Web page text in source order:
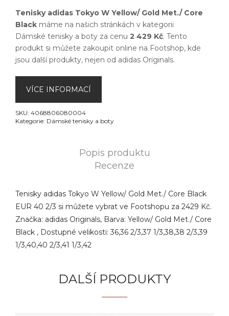
Tenisky adidas Tokyo W Yellow/ Gold Met./ Core
Black máme na našich stránkách v kategorii
Dámské tenisky a boty za cenu 2 429 Kč. Tento
produkt si můžete zakoupit online na Footshop, kde
jsou další produkty, nejen od adidas Originals.
VÍCE INFORMACÍ
SKU: 4068806080004
Kategorie: Dámské tenisky a boty
Popis produktu
Recenze
Tenisky adidas Tokyo W Yellow/ Gold Met./ Core Black
EUR 40 2/3 si můžete vybrat ve Footshopu za 2429 Kč.
Značka: adidas Originals, Barva: Yellow/ Gold Met./ Core
Black , Dostupné velikosti: 36,36 2/3,37 1/3,38,38 2/3,39
1/3,40,40 2/3,41 1/3,42
DALŠÍ PRODUKTY